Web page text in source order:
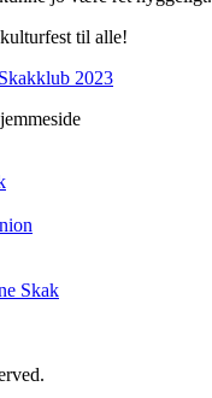
til alle!
Skak